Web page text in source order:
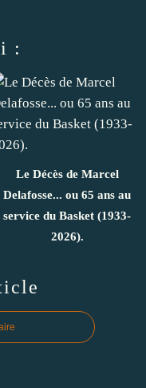
:
Le Décès de Marcel
Delafosse... ou 65 ans au
service du Basket (1933-
2026).